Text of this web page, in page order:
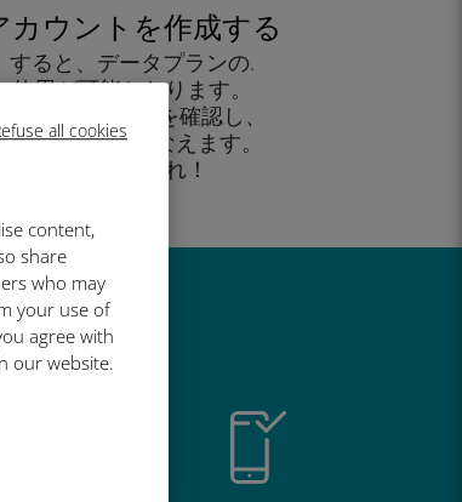
all cookies
content,
share
who may
your use of
agree with
our website.
カウントを作成する
すると、データプランの.
使用が可能となります。
外出先 から残高を確認し、
追加購入がおこなえます。
お楽しみあれ！